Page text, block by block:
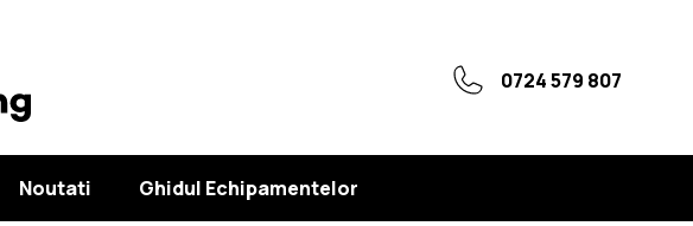
0724 579 807
Noutati Ghidul Echipamentelor